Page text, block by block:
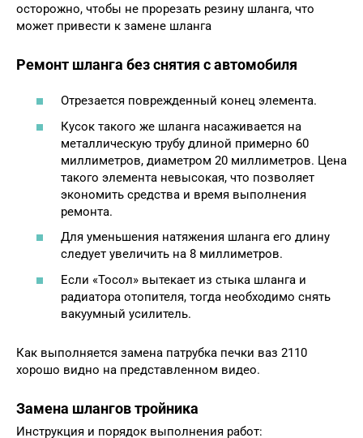
осторожно, чтобы не прорезать резину шланга, что
может привести к замене шланга
Ремонт шланга без снятия с автомобиля
Отрезается поврежденный конец элемента.
Кусок такого же шланга насаживается на
металлическую трубу длиной примерно 60
миллиметров, диаметром 20 миллиметров. Цена
такого элемента невысокая, что позволяет
экономить средства и время выполнения
ремонта.
Для уменьшения натяжения шланга его длину
следует увеличить на 8 миллиметров.
Если «Тосол» вытекает из стыка шланга и
радиатора отопителя, тогда необходимо снять
вакуумный усилитель.
Как выполняется замена патрубка печки ваз 2110
хорошо видно на представленном видео.
Замена шлангов тройника
Инструкция и порядок выполнения работ: